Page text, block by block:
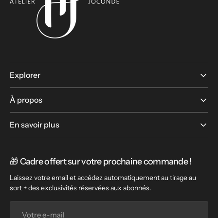
Explorer
À propos
En savoir plus
🎁 Cadre offert sur votre prochaine commande !
Laissez votre email et accédez automatiquement au tirage au
sort + des exclusivités réservées aux abonnés.